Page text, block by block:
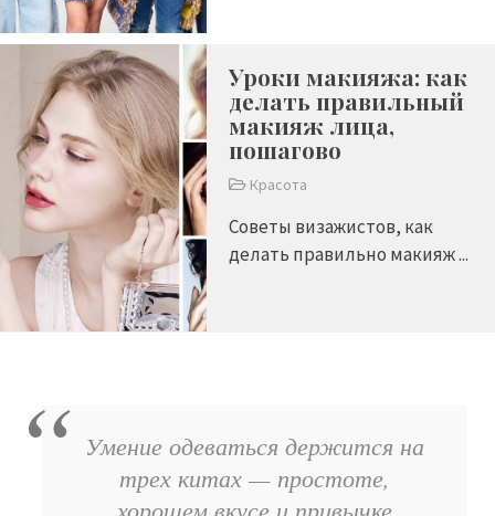
Уроки макияжа: как
делать правильный
макияж лица,
пошагово
Красота
Советы визажистов, как
делать правильно макияж ...
Умение одеваться держится на
трех китах — простоте,
хорошем вкусе и привычке